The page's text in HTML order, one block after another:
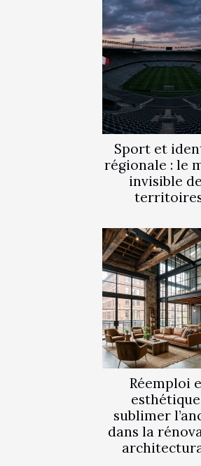
Sport et
régionale : le
invisible
Réemploi
esthétique
sublimer
dans la